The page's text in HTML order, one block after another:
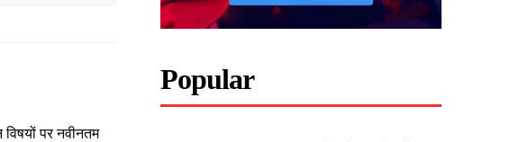
पर नवीनतम
Popular